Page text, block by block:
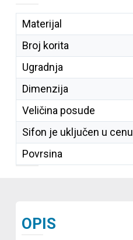
Materijal
Broj korita
Ugradnja
Dimenzija
Veličina posude
Sifon je uključen u cenu
Povrsina
OPIS